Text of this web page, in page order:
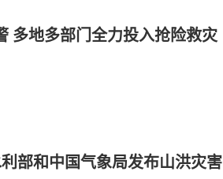
多地多部门全力投入抢险救灾
部和中国气象局发布山洪灾害